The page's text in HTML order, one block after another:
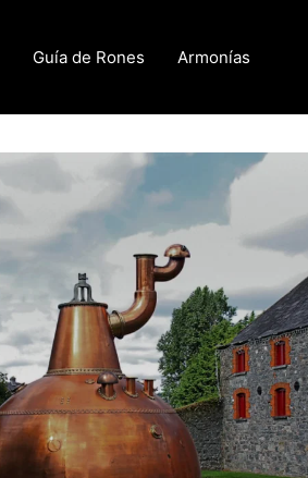
Guía de Rones Armonías